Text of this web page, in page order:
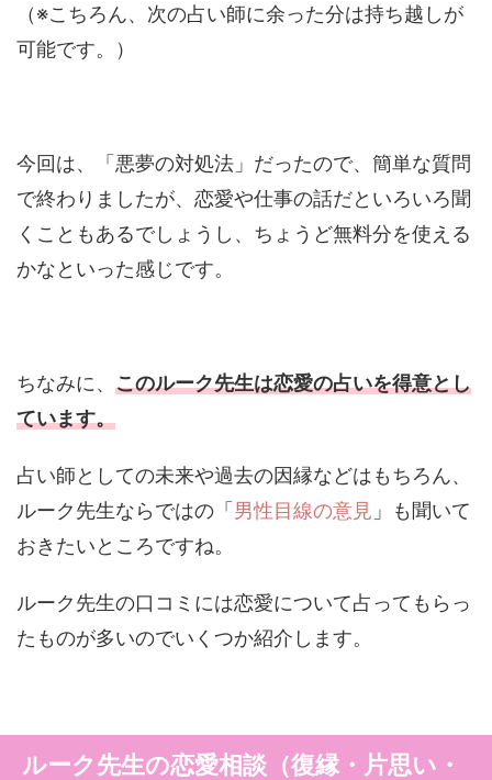
（※こちろん、次の占い師に余った分は持ち越しが
可能です。）
今回は、「悪夢の対処法」だったので、簡単な質問
で終わりましたが、恋愛や仕事の話だといろいろ聞
くこともあるでしょうし、ちょうど無料分を使える
かなといった感じです。
ちなみに、 このルーク先生は恋愛の占いを得意とし
ています。
占い師としての未来や過去の因縁などはもちろん、
ルーク先生ならではの「男性目線の意見 」も聞いて
おきたいところですね。
ルーク先生の口コミには恋愛について占ってもらっ
たものが多いのでいくつか紹介します。
ルーク先生の恋愛相談（復縁・片思い・